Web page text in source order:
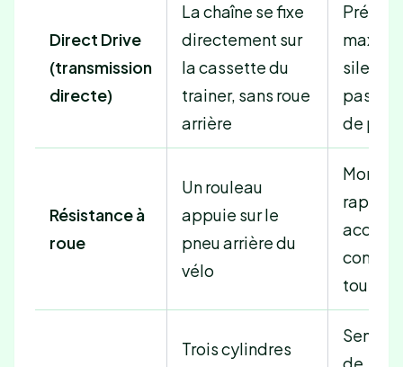
Direct Drive
(transmission
directe)
La chaîne se fixe
directement sur
la cassette du
trainer, sans roue
arrière
pas
de
Résistance à
roue
Un rouleau
appuie sur le
pneu arrière du
vélo
rapide,
tout
Trois cylindres